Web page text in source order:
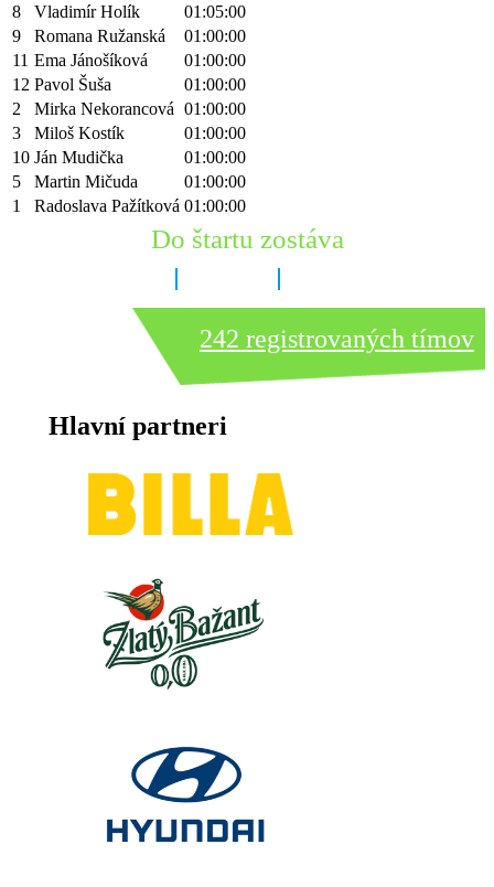
8
Vladimír Holík
01:05:00
9
Romana Ružanská
01:00:00
11 Ema Jánošíková
01:00:00
12 Pavol Šuša
01:00:00
2
Mirka Nekorancová 01:00:00
3
Miloš Kostík
01:00:00
10 Ján Mudička
01:00:00
5
Martin Mičuda
01:00:00
1
Radoslava Pažítková 01:00:00
Do štartu zostáva
242 registrovaných tímov
Hlavní partneri